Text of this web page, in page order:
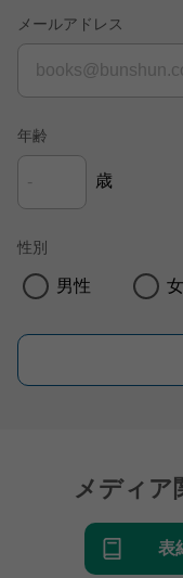
メールアドレス
年齢
歳
性別
男性
メディア
表